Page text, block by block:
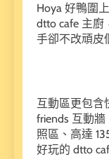
Hoya 好鴨圍
dtto cafe 主廚
手卻不改頑皮
互動區更包含
friends 互動
照區、高達
好玩的 dtto